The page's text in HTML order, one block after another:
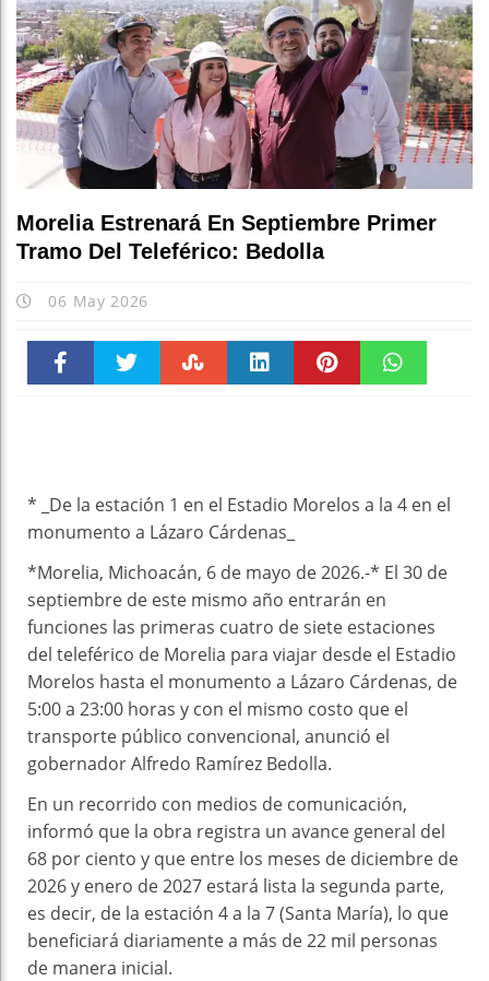
Morelia Estrenará En Septiembre Primer
Tramo Del Teleférico: Bedolla
06 May 2026
* _De la estación 1 en el Estadio Morelos a la 4 en el
monumento a Lázaro Cárdenas_
*Morelia, Michoacán, 6 de mayo de 2026.-* El 30 de
septiembre de este mismo año entrarán en
funciones las primeras cuatro de siete estaciones
del teleférico de Morelia para viajar desde el Estadio
Morelos hasta el monumento a Lázaro Cárdenas, de
5:00 a 23:00 horas y con el mismo costo que el
transporte público convencional, anunció el
gobernador Alfredo Ramírez Bedolla.
En un recorrido con medios de comunicación,
informó que la obra registra un avance general del
68 por ciento y que entre los meses de diciembre de
2026 y enero de 2027 estará lista la segunda parte,
es decir, de la estación 4 a la 7 (Santa María), lo que
beneficiará diariamente a más de 22 mil personas
de manera inicial.